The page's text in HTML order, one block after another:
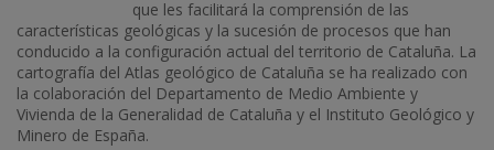
que les facilitará la comprensión de las
características geológicas y la sucesión de procesos que han
conducido a la configuración actual del territorio de Cataluña. La
cartografía del Atlas geológico de Cataluña se ha realizado con
la colaboración del Departamento de Medio Ambiente y
Vivienda de la Generalidad de Cataluña y el Instituto Geológico y
Minero de España.